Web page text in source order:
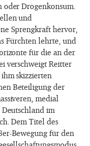
oder Drogenkonsum.
und
Sprengkraft hervor,
Fürchten lehrte, und
für die an der
verschweigt Reitter
skizzierten
Beteiligung der
medial
im
Dem Titel des
Bewegung für den